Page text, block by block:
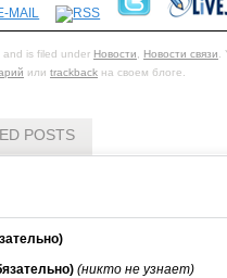
is filed under Новости, Новости связи.
или trackback на своем блоге.
POSTS
(никто не узнает)